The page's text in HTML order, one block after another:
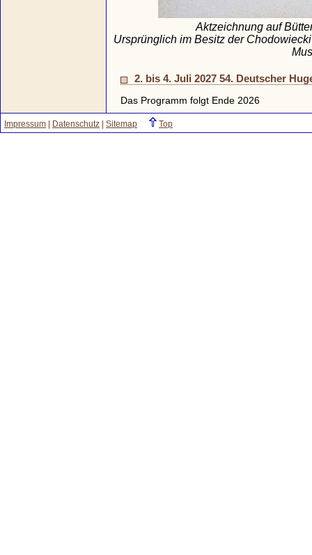
Aktzeichnung auf
Ursprünglich im Besitz der
2. bis 4. Juli 2027 54. Deutscher
Das Programm folgt Ende 2026
Impressum Datenschutz Sitemap Top